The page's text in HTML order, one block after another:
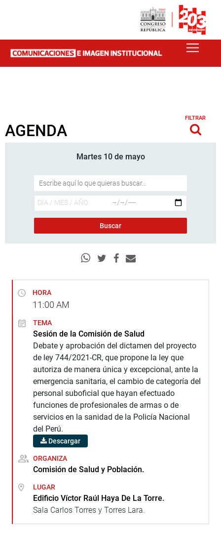
AGENDA
FILTRAR
Martes 10 de mayo
HORA
11:00 AM
TEMA
Sesión de la Comisión de Salud
Debate y aprobación del dictamen del proyecto
de ley 744/2021-CR, que propone la ley que
autoriza de manera única y excepcional, ante la
emergencia sanitaria, el cambio de categoría del
personal suboficial que hayan efectuado
funciones de profesionales de armas o de
servicios en la sanidad de la Policía Nacional
del Perú.
Descargar
ORGANIZA
Comisión de Salud y Población.
LUGAR
Edificio Víctor Raúl Haya De La Torre.
Sala Carlos Torres y Torres Lara.